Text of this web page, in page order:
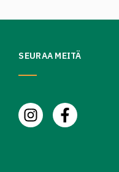
SEURAA MEITÄ